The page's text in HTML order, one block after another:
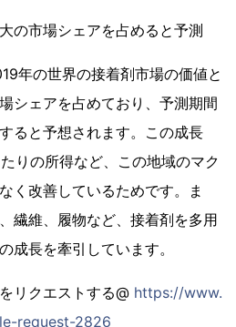
の市場シェアを占めると予測
年の世界の接着剤市場の価値と
シェアを占めており、予測期間
ると予想されます。この成長
りの所得など、この地域のマク
く改善しているためです。ま
繊維、履物など、接着剤を多用
成長を牽引しています。
リクエストする@ https://www.
request-2826